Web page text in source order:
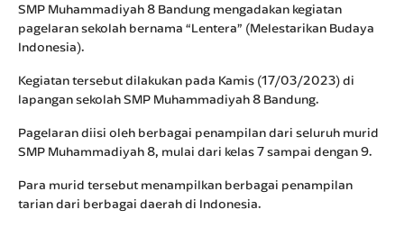
SMP Muhammadiyah 8 Bandung mengadakan kegiatan
pagelaran sekolah bernama “Lentera” (Melestarikan Budaya
Indonesia).
Kegiatan tersebut dilakukan pada Kamis (17/03/2023) di
lapangan sekolah SMP Muhammadiyah 8 Bandung.
Pagelaran diisi oleh berbagai penampilan dari seluruh murid
SMP Muhammadiyah 8, mulai dari kelas 7 sampai dengan 9.
Para murid tersebut menampilkan berbagai penampilan
tarian dari berbagai daerah di Indonesia.